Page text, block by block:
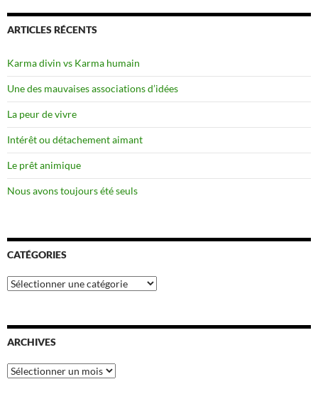
ARTICLES RÉCENTS
Karma divin vs Karma humain
Une des mauvaises associations d’idées
La peur de vivre
Intérêt ou détachement aimant
Le prêt animique
Nous avons toujours été seuls
CATÉGORIES
Catégories
ARCHIVES
Archives